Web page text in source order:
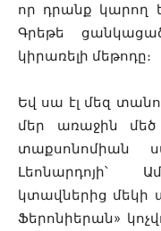
որ դրանք կարող
Գրեթե
կիրառելի մեթոդը։
Եվ սա էլ մեզ
մեր առաջին
տաքսոնոմիան
Լեոնարդոյի՝
կտավներից մեկի
Ֆերոնիերան»